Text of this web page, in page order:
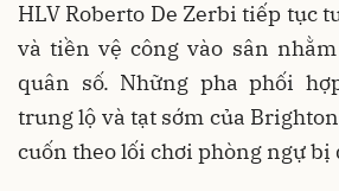
HLV Roberto De Zerbi tiếp tục
và tiền vệ công vào sân
quân số. Những pha phối
trung lộ và tạt sớm của
cuốn theo lối chơi phòng ngự bị